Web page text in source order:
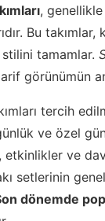
,
Bu
stilini tamamlar.
görünümün
tercih
ve özel
, etkinlikler ve
setlerinin
dönemde